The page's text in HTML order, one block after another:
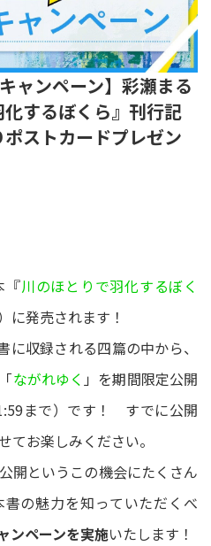
ャンペーン】彩瀬まる
するぼくら』刊行記
ストカードプレゼン
『川のほとりで羽化するぼく
に発売されます！
に収録される四篇の中から、
ながれゆく 」を期間限定公開
まで）です！ すでに公開
てお楽しみください。
開というこの機会にたくさん
の魅力を知っていただくべ
ペーンを実施いたします！